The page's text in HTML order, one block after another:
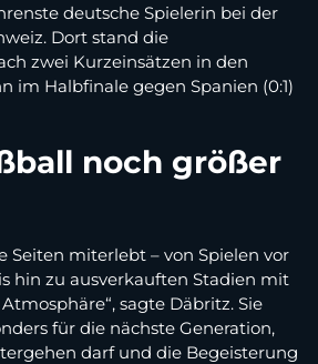
deutsche Spielerin bei der
Dort stand die
zwei Kurzeinsätzen in den
im Halbfinale gegen Spanien (0:1)
noch größer
Seiten miterlebt – von Spielen vor
hin zu ausverkauften Stadien mit
sagte Däbritz. Sie
für die nächste Generation,
darf und die Begeisterung